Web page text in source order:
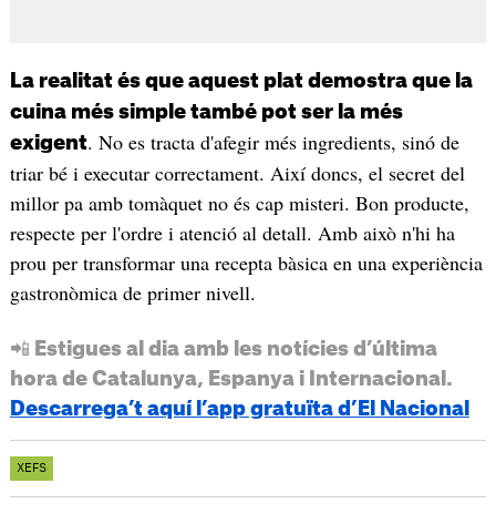
La realitat és que aquest plat demostra que la
cuina més simple també pot ser la més
exigent. No es tracta d'afegir més ingredients, sinó de
triar bé i executar correctament. Així doncs, el secret del
millor pa amb tomàquet no és cap misteri. Bon producte,
respecte per l'ordre i atenció al detall. Amb això n'hi ha
prou per transformar una recepta bàsica en una experiència
gastronòmica de primer nivell.
📲 Estigues al dia amb les notícies d’última
hora de Catalunya, Espanya i Internacional.
Descarrega’t aquí l’app gratuïta d’El Nacional
XEFS